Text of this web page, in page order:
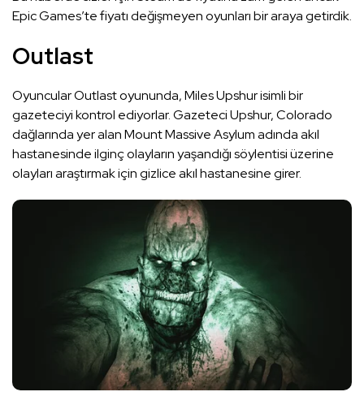
Epic Games’te fiyatı değişmeyen oyunları bir araya getirdik.
Outlast
Oyuncular Outlast oyununda, Miles Upshur isimli bir
gazeteciyi kontrol ediyorlar. Gazeteci Upshur, Colorado
dağlarında yer alan Mount Massive Asylum adında akıl
hastanesinde ilginç olayların yaşandığı söylentisi üzerine
olayları araştırmak için gizlice akıl hastanesine girer.